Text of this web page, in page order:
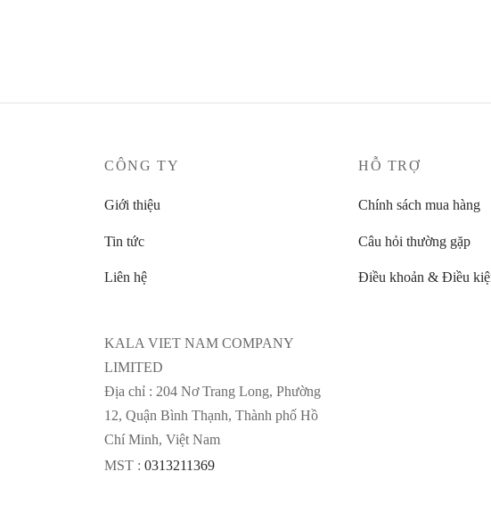
CÔNG TY
Giới thiệu
Tin tức
Liên hệ
KALA VIET NAM COMPANY
LIMITED
Địa chỉ : 204 Nơ Trang Long, Phường
12, Quận Bình Thạnh, Thành phố Hồ
Chí Minh, Việt Nam
MST : 0313211369
HỖ TRỢ
Chính sách mua hàng
Câu hỏi thường gặp
Điều khoản & Điều